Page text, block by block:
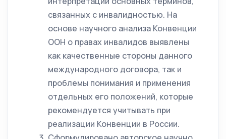
связанных с инвалидностью. На
основе научного анализа Конвенции
ООН о правах инвалидов выявлены
как качественные стороны данного
международного договора, так и
проблемы понимания и применения
отдельных его положений, которые
рекомендуется учитывать при
реализации Конвенции в России.